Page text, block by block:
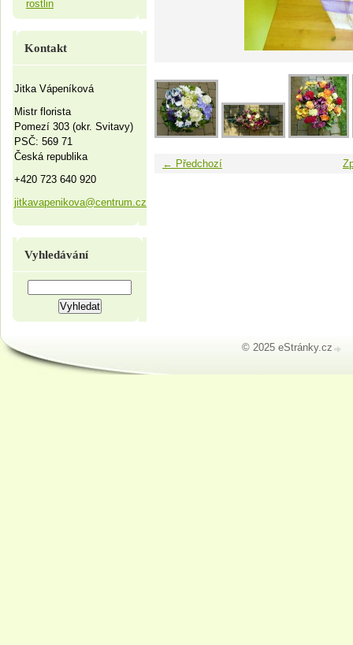
← Předchozí
rostlin
Kontakt
Jitka Vápeníková
Mistr florista
Pomezí 303 (okr. Svitavy)
PSČ: 569 71
Česká republika
+420 723 640 920
jitkavapenikova@centrum.cz
Vyhledávání
© 2025 eStránky.cz